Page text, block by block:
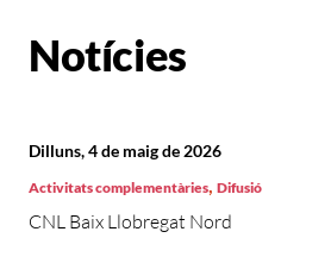
Notícies
CNL Baix Llobregat Nord
Dilluns, 4 de maig de 2026
Activitats complementàries, Difusió